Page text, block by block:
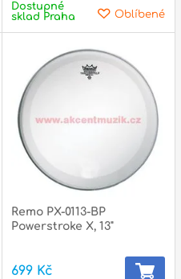
Oblíbené
Dostupné
sklad Praha
Remo PX-0113-BP
Powerstroke X, 13"
699 Kč